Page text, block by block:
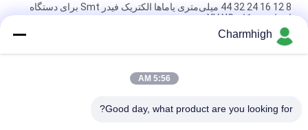
8 12 16 24 32 44 میلی‌متری یاماها الکتریک فیدر Smt برای دستگاه
انتخاب و مکان YV YG
Machine ، Charmhigh SMT Machine
Charmhigh
5:56 AM
Good day, what product are you looking for?